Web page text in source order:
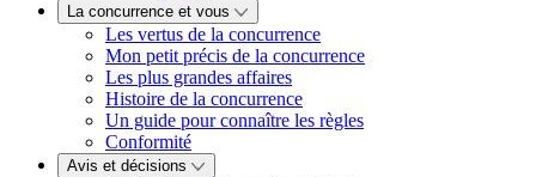
La concurrence et vous
Les vertus de la concurrence
Mon petit précis de la concurrence
Les plus grandes affaires
Histoire de la concurrence
Un guide pour connaître les règles
Conformité
Avis et décisions